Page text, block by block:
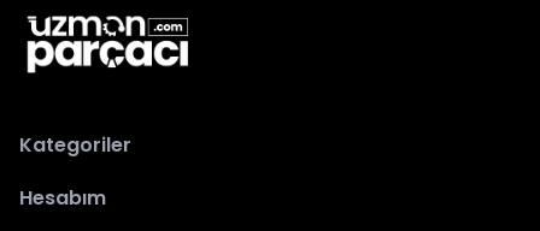
Kategoriler
Hesabım